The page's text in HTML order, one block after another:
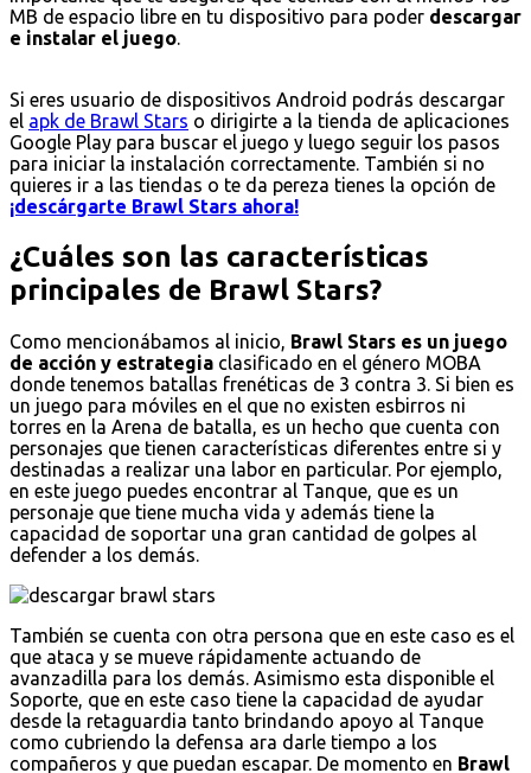
MB de espacio libre en tu dispositivo para poder descargar
e instalar el juego.
Si eres usuario de dispositivos Android podrás descargar
el apk de Brawl Stars o dirigirte a la tienda de aplicaciones
Google Play para buscar el juego y luego seguir los pasos
para iniciar la instalación correctamente. También si no
quieres ir a las tiendas o te da pereza tienes la opción de
¡descárgarte Brawl Stars ahora!
¿Cuáles son las características
principales de Brawl Stars?
Como mencionábamos al inicio, Brawl Stars es un juego
de acción y estrategia clasificado en el género MOBA
donde tenemos batallas frenéticas de 3 contra 3. Si bien es
un juego para móviles en el que no existen esbirros ni
torres en la Arena de batalla, es un hecho que cuenta con
personajes que tienen características diferentes entre si y
destinadas a realizar una labor en particular. Por ejemplo,
en este juego puedes encontrar al Tanque, que es un
personaje que tiene mucha vida y además tiene la
capacidad de soportar una gran cantidad de golpes al
defender a los demás.
También se cuenta con otra persona que en este caso es el
que ataca y se mueve rápidamente actuando de
avanzadilla para los demás. Asimismo esta disponible el
Soporte, que en este caso tiene la capacidad de ayudar
desde la retaguardia tanto brindando apoyo al Tanque
como cubriendo la defensa ara darle tiempo a los
compañeros y que puedan escapar. De momento en Brawl